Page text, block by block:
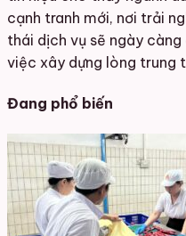
cạnh tranh mới, nơi trải
thái dịch vụ sẽ ngày
việc xây dựng lòng trung
Đang phổ biến